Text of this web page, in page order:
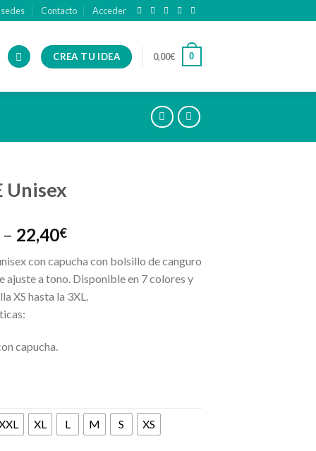
Contacto Acceder
CREA TU IDEA 0,00€ 0
Unisex
22,40€
con capucha con bolsillo de canguro
ajuste a tono. Disponible en 7 colores y
XS hasta la 3XL.
capucha.
XL L M S XS